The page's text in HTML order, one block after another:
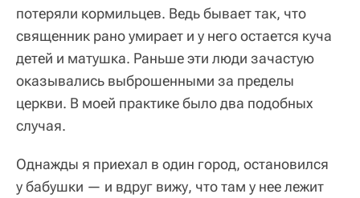
потеряли кормильцев. Ведь бывает так, что
священник рано умирает и у него остается куча
детей и матушка. Раньше эти люди зачастую
оказывались выброшенными за пределы
церкви. В моей практике было два подобных
случая.
Однажды я приехал в один город, остановился
у бабушки — и вдруг вижу, что там у нее лежит